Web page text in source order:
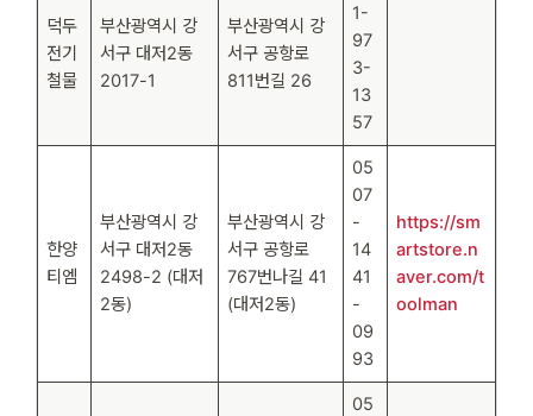
덕두
전기
철물
부산광역시 강
서구 대저2동
2017-1
부산광역시 강
서구 공항로
811번길 26
1-
97
3-
13
57
한양
티엠
부산광역시 강
서구 대저2동
2498-2 (대저
2동)
부산광역시 강
서구 공항로
767번나길 41
(대저2동)
05
07
-
14
41
-
09
93
https://sm
artstore.n
aver.com/t
oolman
05